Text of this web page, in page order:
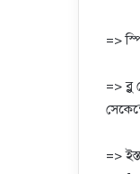
=>
=>
=>